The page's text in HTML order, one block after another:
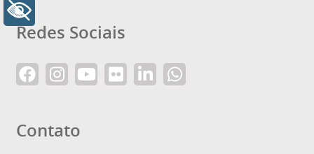
Redes Sociais
Contato